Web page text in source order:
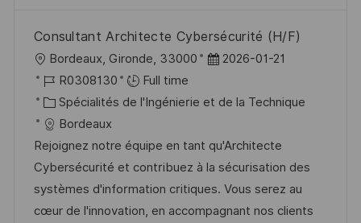
Consultant Architecte Cybersécurité (H/F)
o
c
a
l
i
s
a
Bordeaux, Gironde, 33000
D
t
d
’
a
f
2026-01-21
R
é
f
é
r
e
n
R0308130
Full time
C
a
t
é
g
o
Spécialités de l'Ingénierie et de la Technique
Bordeaux
Rejoignez notre équipe en tant qu'Architecte
Cybersécurité et contribuez à la sécurisation des
systèmes d'information critiques. Vous serez au
cœur de l'innovation, en accompagnant nos clients